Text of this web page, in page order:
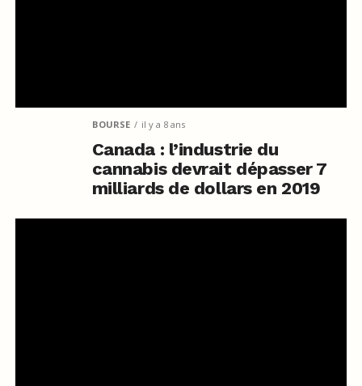
BOURSE il y a 8 ans
Canada : l’industrie du
cannabis devrait dépasser 7
milliards de dollars en 2019